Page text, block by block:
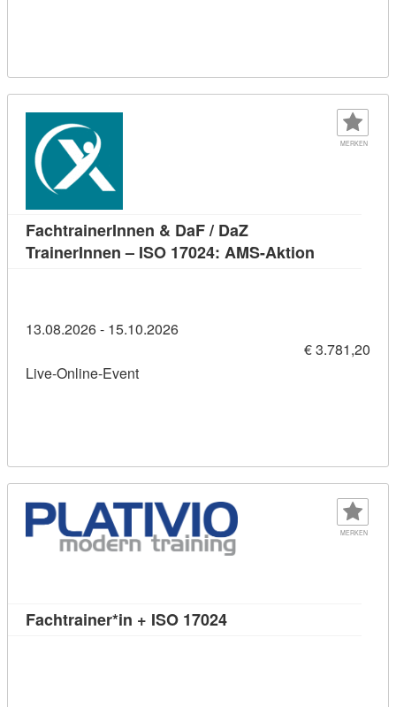
MERKEN
FachtrainerInnen & DaF / DaZ
TrainerInnen – ISO 17024: AMS-Aktion
13.08.2026 - 15.10.2026
€ 3.781,20
Live-Online-Event
MERKEN
Fachtrainer*in + ISO 17024Kursdetail: